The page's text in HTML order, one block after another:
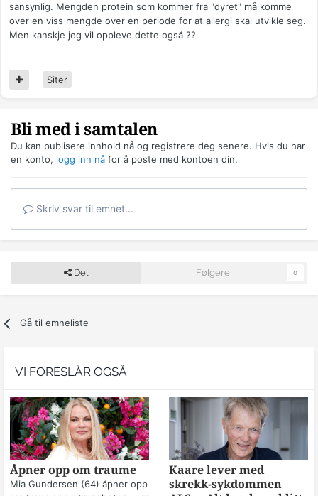
sansynlig. Mengden protein som kommer fra "dyret" må komme
over en viss mengde over en periode for at allergi skal utvikle seg.
Men kanskje jeg vil oppleve dette også ??
Siter
Bli med i samtalen
Du kan publisere innhold nå og registrere deg senere. Hvis du har
en konto, logg inn nå for å poste med kontoen din.
Skriv svar til emnet...
Del Følgere 0
Gå til emneliste
VI FORESLÅR OGSÅ
Åpner opp om traume
Mia Gundersen (64) åpner opp
Kaare lever med
skrekk-sykdommen